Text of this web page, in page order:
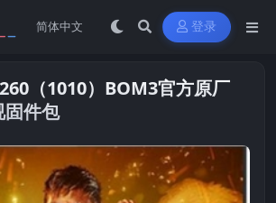
登录
（1010）BOM3官方原厂
固件包